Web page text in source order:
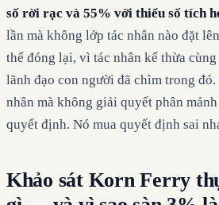
số rời rạc và 55% với thiểu số tích
lần mà không lớp tác nhân nào đặt
thể đóng lại, vì tác nhân kế thừa
lãnh đạo con người đã chìm trong đó.
nhân mà không giải quyết phân
quyết định. Nó mua quyết định sai
Khảo sát Korn Ferry